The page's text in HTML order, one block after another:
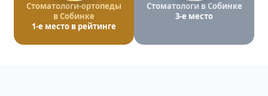
Стоматологи-ортопеды
в Собинке
1-е место в рейтинге
Стоматологи в Собинке
3-е место